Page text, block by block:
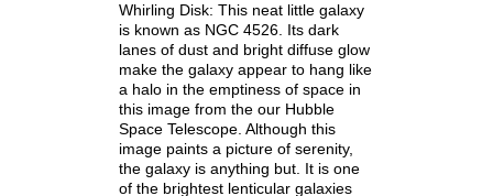
Whirling Disk: This neat little galaxy
is known as NGC 4526. Its dark
lanes of dust and bright diffuse glow
make the galaxy appear to hang like
a halo in the emptiness of space in
this image from the our Hubble
Space Telescope. Although this
image paints a picture of serenity,
the galaxy is anything but. It is one
of the brightest lenticular galaxies